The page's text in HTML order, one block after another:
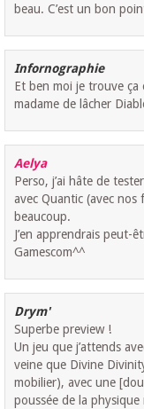
beau. C’est un bon
Infornographie
Et ben moi je trouve ça
madame de lâcher
Aelya
Perso, j’ai hâte de
avec Quantic (avec
beaucoup.
J’en apprendrais peut-
Gamescom^^
Drym'
Superbe preview !
Un jeu que j’attends
veine que Divine
mobilier), avec une
poussée de la